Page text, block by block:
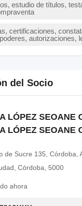
estudio de títulos,
certificaciones,
autorizaciones,
del Socio
LÓPEZ SEOANE
LÓPEZ SEOANE
de Sucre 135, Córdoba,
Córdoba, 5000
ahora